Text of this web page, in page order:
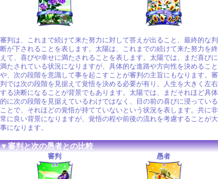
審判は、これまで続けて来た努力に対して答えが出ること、最終的な判
断が下されることを表します。太陽は、これまでの続けて来た努力を終
えて、喜びや幸せに満たされることを表します。太陽では、まだ喜びに
満たされている状況になりますが、具体的な進路や方向性を決めること
や、次の段階を意識して事を起こすことが審判の主旨にもなります。審
判では次の段階を見据えて覚悟を決める必要が有り、人生を大きく左右
する決断になることが背景でもあります。太陽では、まだそれほど具体
的に次の段階を見据えているわけではなく、目の前の喜びに浸っている
ことで、それほどの覚悟が持てていないという状況を表します。共に非
常に良い背景になりますが、覚悟の程や前後の流れを考慮することが大
事になります。
▼審判と次の愚者との比較
審判 愚者